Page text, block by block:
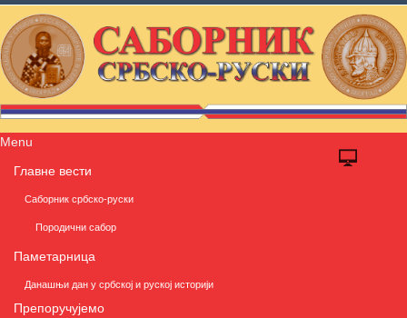
Menu
Главне вести
Саборник србско-руски
Породични сабор
Паметарница
Данашњи дан у србској и руској историји
Препоручујемо